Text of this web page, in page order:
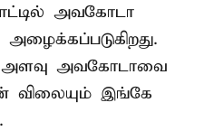
அவகோடா
அளவு அவகோடாவை
விலையும் இங்கே